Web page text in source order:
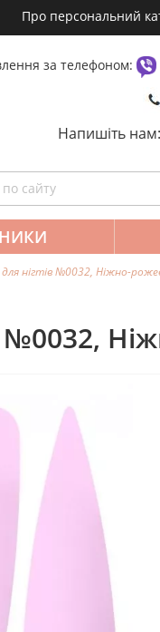
Про персональний
за телефоном:
Напишіть нам:
для нігтів №0032, Ніжно-
№0032,